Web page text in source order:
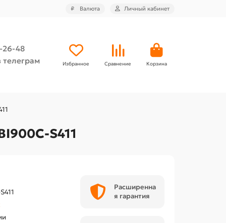
₽ Валюта Личный кабинет
26-48
Избранное Сравнение Корзина
S411
Расширенна
я гарантия